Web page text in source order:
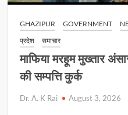
GHAZIPUR GOVERNMENT
प्रदेश
समाचार
माफिया मरहूम मुख्तार
की सम्पत्ति कुर्क
Dr. A. K Rai August 3, 2026